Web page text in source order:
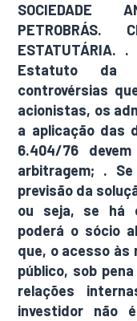
SOCIEDADE
PETROBRÁS.
Estatuto da
controvérsias
acionistas, os
a aplicação das
6.404/76
arbitragem; .
previsão da
ou seja, se há
poderá o sócio
que, o acesso
público, sob
relações
investidor não